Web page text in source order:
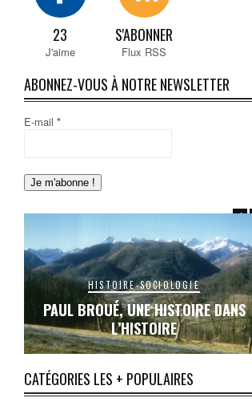
23
J'aime
S'ABONNER
Flux RSS
ABONNEZ-VOUS À NOTRE NEWSLETTER
E-mail *
HISTOIRE-SOCIOLOGIE
PAUL BROUÉ, UNE HISTOIRE DANS
L’HISTOIRE
CATÉGORIES LES + POPULAIRES